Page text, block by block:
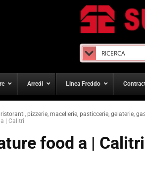
Arredi Linea Freddo
pizzerie, macellerie, pasticcerie, gelaterie,
| Calitri
food a | Calitri